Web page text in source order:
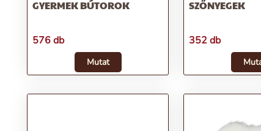
GYERMEK BÚTOROK
576 db
Mutat
SZŐNYEGEK
352 db